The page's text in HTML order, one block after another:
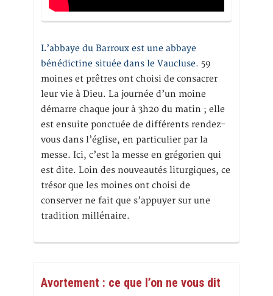
L’abbaye du Barroux est une abbaye
bénédictine située dans le Vaucluse. 59
moines et prêtres ont choisi de consacrer
leur vie à Dieu. La journée d’un moine
démarre chaque jour à 3h20 du matin ; elle
est ensuite ponctuée de différents rendez-
vous dans l’église, en particulier par la
messe. Ici, c’est la messe en grégorien qui
est dite. Loin des nouveautés liturgiques, ce
trésor que les moines ont choisi de
conserver ne fait que s’appuyer sur une
tradition millénaire.
Avortement : ce que l’on ne vous dit